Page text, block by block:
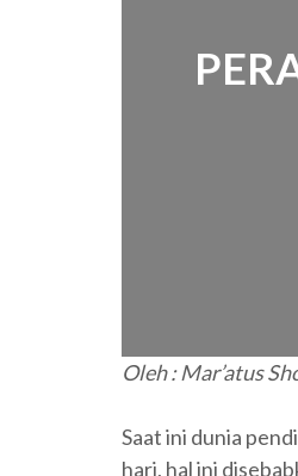
Oleh : Mar’atus
Saat ini dunia
hari, hal ini